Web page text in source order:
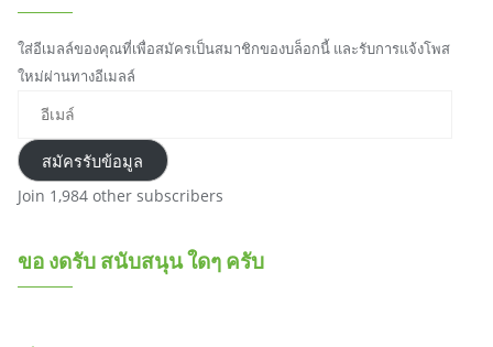
ใส่อีเมลล์ของคุณที่เพื่อสมัครเป็นสมาชิกของบล็อกนี้ และรับการแจ้งโพส
ใหม่ผ่านทางอีเมลล์
อีเมล์
สมัครรับข้อมูล
Join 1,984 other subscribers
ขอ งดรับ สนับสนุน ใดๆ ครับ